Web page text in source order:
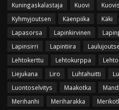
Kuningaskalastaja
Kuovi
Kyhmyjoutsen
Käenpiika Käki
Lapasorsa
Lapinkirvinen
Lapinsirri
Lapintiira
Lehtokerttu
Lehtokurppa
Liejukana
Liro Luhtahuitti
Luontoselvitys
Maakotka
Merihanhi
Meriharakka